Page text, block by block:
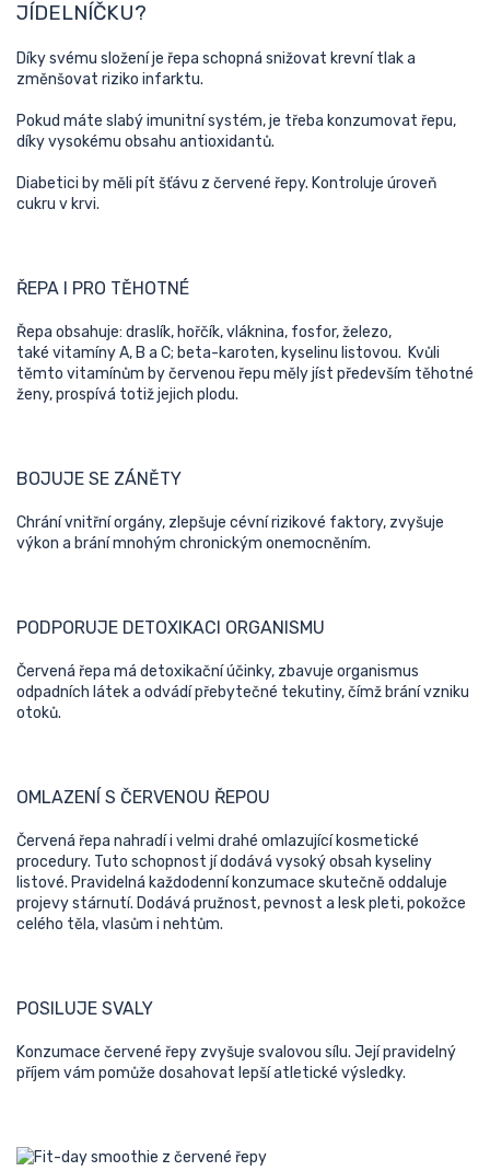
JÍDELNÍČKU?
Díky svému složení je řepa schopná snižovat krevní tlak a
změnšovat riziko infarktu.
Pokud máte slabý imunitní systém, je třeba konzumovat řepu,
díky vysokému obsahu antioxidantů.
Diabetici by měli pít šťávu z červené řepy. Kontroluje úroveň
cukru v krvi.
ŘEPA I PRO TĚHOTNÉ
Řepa obsahuje: draslík, hořčík, vláknina, fosfor, železo,
také vitamíny A, B a C; beta-karoten, kyselinu listovou. Kvůli
těmto vitamínům by červenou řepu měly jíst především těhotné
ženy, prospívá totiž jejich plodu.
BOJUJE SE ZÁNĚTY
Chrání vnitřní orgány, zlepšuje cévní rizikové faktory, zvyšuje
výkon a brání mnohým chronickým onemocněním.
PODPORUJE DETOXIKACI ORGANISMU
Červená řepa má detoxikační účinky, zbavuje organismus
odpadních látek a odvádí přebytečné tekutiny, čímž brání vzniku
otoků.
OMLAZENÍ S ČERVENOU ŘEPOU
Červená řepa nahradí i velmi drahé omlazující kosmetické
procedury. Tuto schopnost jí dodává vysoký obsah kyseliny
listové. Pravidelná každodenní konzumace skutečně oddaluje
projevy stárnutí. Dodává pružnost, pevnost a lesk pleti, pokožce
celého těla, vlasům i nehtům.
POSILUJE SVALY
Konzumace červené řepy zvyšuje svalovou sílu. Její pravidelný
příjem vám pomůže dosahovat lepší atletické výsledky.